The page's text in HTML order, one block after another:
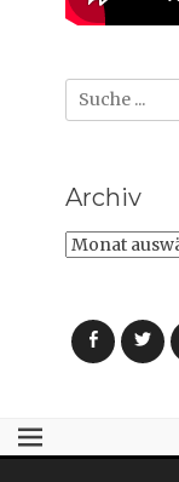
Suche
nach:
Archiv
Archiv
Facebook